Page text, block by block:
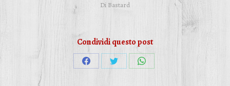
Di Bastard
Condividi questo post
CondividiCondividiCondividi